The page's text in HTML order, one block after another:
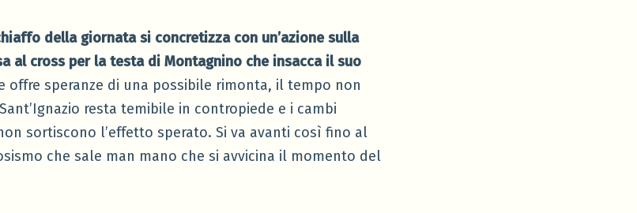
della giornata si concretizza con un’azione sulla
al cross per la testa di Montagnino che insacca il suo
offre speranze di una possibile rimonta, il tempo non
resta temibile in contropiede e i cambi
sortiscono l’effetto sperato. Si va avanti così fino al
che sale man mano che si avvicina il momento del